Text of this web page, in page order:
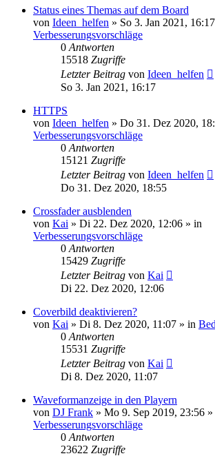
Status eines Themas auf dem Board
von Ideen_helfen » So 3. Jan 2021,
Verbesserungsvorschläge
0 Antworten
15518 Zugriffe
Letzter Beitrag von Ideen_helfen
So 3. Jan 2021, 16:17
HTTPS
von Ideen_helfen » Do 31. Dez 2020,
Verbesserungsvorschläge
0 Antworten
15121 Zugriffe
Letzter Beitrag von Ideen_helfen
Do 31. Dez 2020, 18:55
Crossfader ausblenden
von Kai » Di 22. Dez 2020, 12:06 » in
Verbesserungsvorschläge
0 Antworten
15429 Zugriffe
Letzter Beitrag von Kai
Di 22. Dez 2020, 12:06
Coverbild deaktivieren?
von Kai » Di 8. Dez 2020, 11:07 » in
0 Antworten
15531 Zugriffe
Letzter Beitrag von Kai
Di 8. Dez 2020, 11:07
Waveformanzeige in den Playern
von DJ Frank » Mo 9. Sep 2019, 23:56 »
Verbesserungsvorschläge
0 Antworten
23622 Zugriffe